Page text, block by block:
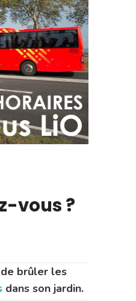
vous ?
brûler les
dans son jardin.